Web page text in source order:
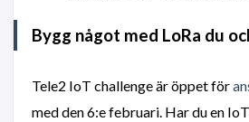
Bygg något med LoRa du
Tele2 IoT challenge är öppet för
med den 6:e februari. Har du en